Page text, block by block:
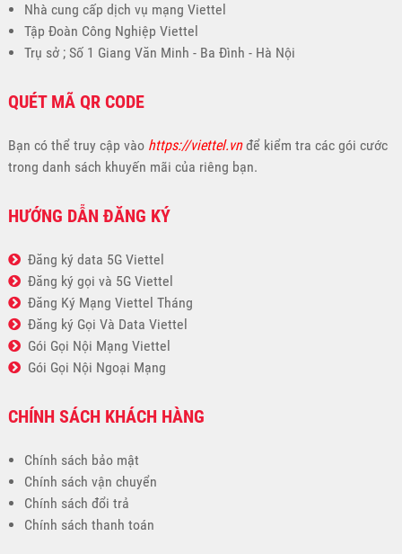
Nhà cung cấp dịch vụ mạng Viettel
Tập Đoàn Công Nghiệp Viettel
Trụ sở ; Số 1 Giang Văn Minh - Ba Đình - Hà Nội
QUÉT MÃ QR CODE
Bạn có thể truy cập vào https://viettel.vnđể kiểm tra các gói cước
trong danh sách khuyến mãi của riêng bạn.
HƯỚNG DẪN ĐĂNG KÝ
Đăng ký data 5G Viettel
Đăng ký gọi và 5G Viettel
Đăng Ký Mạng Viettel Tháng
Đăng ký Gọi Và Data Viettel
Gói Gọi Nội Mạng Viettel
Gói Gọi Nội Ngoại Mạng
CHÍNH SÁCH KHÁCH HÀNG
Chính sách bảo mật
Chính sách vận chuyển
Chính sách đổi trả
Chính sách thanh toán